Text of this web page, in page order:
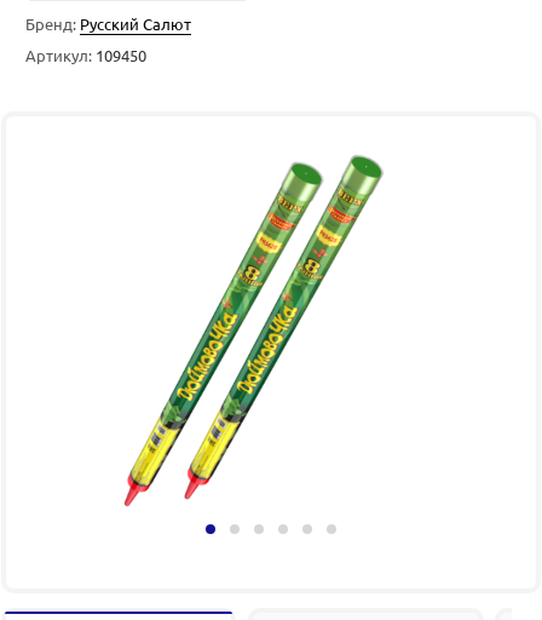
Бренд: Русский Салют
Артикул: 109450